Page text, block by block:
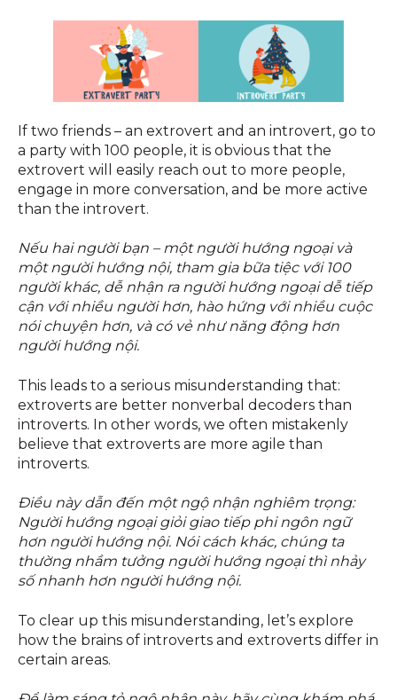
If two friends – an extrovert and an introvert, go to
a party with 100 people, it is obvious that the
extrovert will easily reach out to more people,
engage in more conversation, and be more active
than the introvert.
Nếu hai người bạn – một người hướng ngoại và
một người hướng nội, tham gia bữa tiệc với 100
người khác, dễ nhận ra người hướng ngoại dễ tiếp
cận với nhiều người hơn, hào hứng với nhiều cuộc
nói chuyện hơn, và có vẻ như năng động hơn
người hướng nội.
This leads to a serious misunderstanding that:
extroverts are better nonverbal decoders than
introverts. In other words, we often mistakenly
believe that extroverts are more agile than
introverts.
Điều này dẫn đến một ngộ nhận nghiêm trọng:
Người hướng ngoại giỏi giao tiếp phi ngôn ngữ
hơn người hướng nội. Nói cách khác, chúng ta
thường nhầm tưởng người hướng ngoại thì nhảy
số nhanh hơn người hướng nội.
To clear up this misunderstanding, let’s explore
how the brains of introverts and extroverts differ in
certain areas.